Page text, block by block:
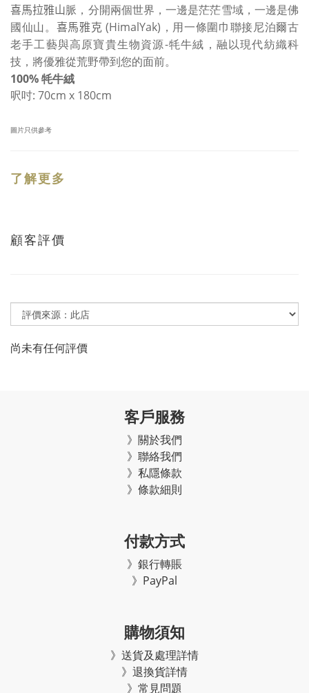
喜馬拉雅山脈，分開兩個世界，一邊是茫茫雪域，一邊是佛
國仙山。 喜馬雅克 (HimalYak) ，用一條圍巾聯接尼泊爾古
老手工藝與高原寶貴生物資源-牦牛絨，融以現代紡織科
技，將優雅從荒野帶到您的面前。
100% 牦牛絨
呎吋: 70cm x 180cm
圖片只供參考
了解更多
顧客評價
尚未有任何評價
客戶服務
》關於我們
》聯絡我們
》私隱條款
》條款細則
付款方式
》銀行轉賬
》PayPal
購物須知
》 送貨及處理詳情
》 退換貨詳情
》常見問題